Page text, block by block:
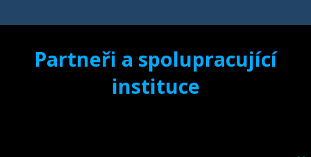
Partneři a spolupracující
instituce